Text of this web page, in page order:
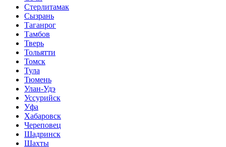
Стерлитамак
Сызрань
Таганрог
Тамбов
Тверь
Тольятти
Томск
Тула
Тюмень
Улан-Удэ
Уссурийск
Уфа
Хабаровск
Череповец
Шадринск
Шахты